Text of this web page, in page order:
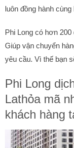
luôn đồng hành cùng
Phi Long có hơn
Giúp vận chuyển
yêu cầu. Vì thế bạn
Phi Long
Lathỏa mã
khách hàng